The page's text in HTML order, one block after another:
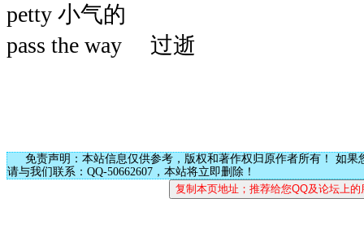
petty 小气的
pass the way 过逝
免责声明：本站信息仅供参考，版权和著作权归原作者所有！ 如果
请与我们联系：QQ-50662607，本站将立即删除！